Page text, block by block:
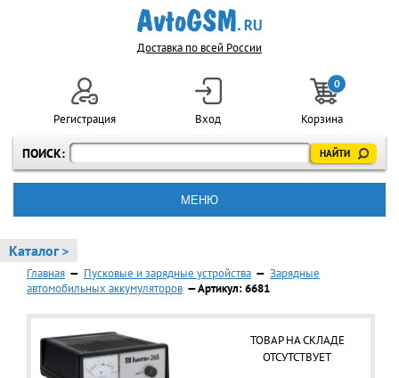
Доставка по всей России
ПОИСК:
Регистрация Вход
0
Корзина
МЕНЮ
Каталог >
Главная — Пусковые и зарядные устройства — Зарядные
автомобильных аккумуляторов — Артикул: 6681
ТОВАР НА СКЛАДЕ
ОТСУТСТВУЕТ